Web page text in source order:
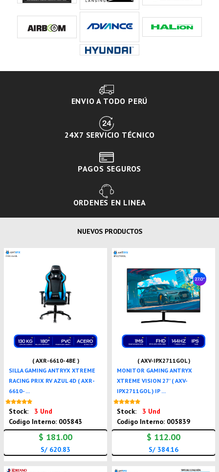
ENVIO A TODO PERÚ
24X7 SERVICIO TÉCNICO
PAGOS SEGUROS
ORDENES EN LINEA
NUEVOS PRODUCTOS
( AXR-6610-4BE )
SILLA GAMING ANTRYX XTREME
RACING PRIX RV AZUL 4D ( AXR-
6610- ...
Stock:
3 Und
Codigo Interno: 005843
$ 181.00
S/ 620.83
( AXV-IPX2711GOL )
MONITOR GAMING ANTRYX
XTREME VISION 27' ( AXV-
IPX2711GOL ) IP ...
Stock:
3 Und
Codigo Interno: 005839
$ 112.00
S/ 384.16